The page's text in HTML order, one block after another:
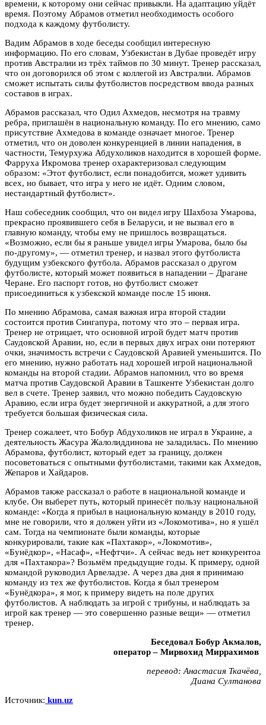
времени, к которому они сейчас привыкли. На адаптацию уйдёт
время. Поэтому Абрамов отметил необходимость особого
подхода к каждому футболисту.
Вадим Абрамов в ходе беседы сообщил интересную
информацию. По его словам, Узбекистан в Дубае проведёт игру
против Австралии из трёх таймов по 30 минут. Тренер рассказал,
что он договорился об этом с коллегой из Австралии. Абрамов
сможет испытать силы футболистов посредством ввода разных
составов в играх.
Абрамов рассказал, что Одил Ахмедов, несмотря на травму
ребра, приглашён в национальную команду. По его мнению, само
присутствие Ахмедова в команде означает многое. Тренер
отметил, что он доволен конкуренцией в линии нападения, в
частности, Темурхужа Абдухоликов находится в хорошей форме.
Фарруха Икромова тренер охарактеризовал следующим
образом: «Этот футболист, если понадобится, может удивить
всех, но бывает, что игра у него не идёт. Одним словом,
нестандартный футболист».
Наш собеседник сообщил, что он видел игру Шахбоза Умарова,
прекрасно проявившего себя в Беларуси, и не вызвал его в
главную команду, чтобы ему не пришлось возвращаться.
«Возможно, если бы я раньше увидел игры Умарова, было бы
по-другому», — отметил тренер, и назвал этого футболиста
будущим узбекского футбола. Абрамов рассказал о другом
футболисте, который может появиться в нападении – Драгане
Черане. Его паспорт готов, но футболист сможет
присоединиться к узбекской команде после 15 июня.
По мнению Абрамова, самая важная игра второй стадии
состоится против Сингапура, потому что это – первая игра.
Тренер не отрицает, что основной игрой будет матч против
Саудовской Аравии, но, если в первых двух играх они потеряют
очки, значимость встречи с Саудовской Аравией уменьшится. По
его мнению, нужно работать над хорошей игрой национальной
команды на второй стадии. Абрамов напомнил, что во время
матча против Саудовской Аравии в Ташкенте Узбекистан долго
вел в счете. Тренер заявил, что можно победить Саудовскую
Аравию, если игра будет энергичной и аккуратной, а для этого
требуется большая физическая сила.
Тренер сожалеет, что Бобур Абдухоликов не играл в Украине, а
деятельность Жасура Жалолиддинова не заладилась. По мнению
Абрамова, футболист, который едет за границу, должен
посоветоваться с опытными футболистами, такими как Ахмедов,
Жепаров и Хайдаров.
Абрамов также рассказал о работе в национальной команде и
клубе. Он выберет путь, который принесёт пользу национальной
команде: «Когда я прибыл в национальную команду в 2010 году,
мне не говорили, что я должен уйти из «Локомотива», но я ушёл
сам. Тогда на чемпионате были команды, которые
конкурировали, такие как «Пахтакор», «Локомотив»,
«Бунёдкор», «Насаф», «Нефтчи». А сейчас ведь нет конкурентоа
для «Пахтакора»? Возьмём предыдущие годы. К примеру, одной
командой руководил Арвеладзе. А через два дня я принимаю
команду из тех же футболистов. Когда я был тренером
«Бунёдкора», я мог, к примеру видеть на поле других
футболистов. А наблюдать за игрой с трибуны, и наблюдать за
игрой как тренер — это совершенно разные вещи» — отметил
тренер.
Беседовал Бобур Акмалов,
оператор – Мирвохид Миррахимов
перевод: Анастасия Ткачёва,
Диана Султанова
Источник: kun.uz